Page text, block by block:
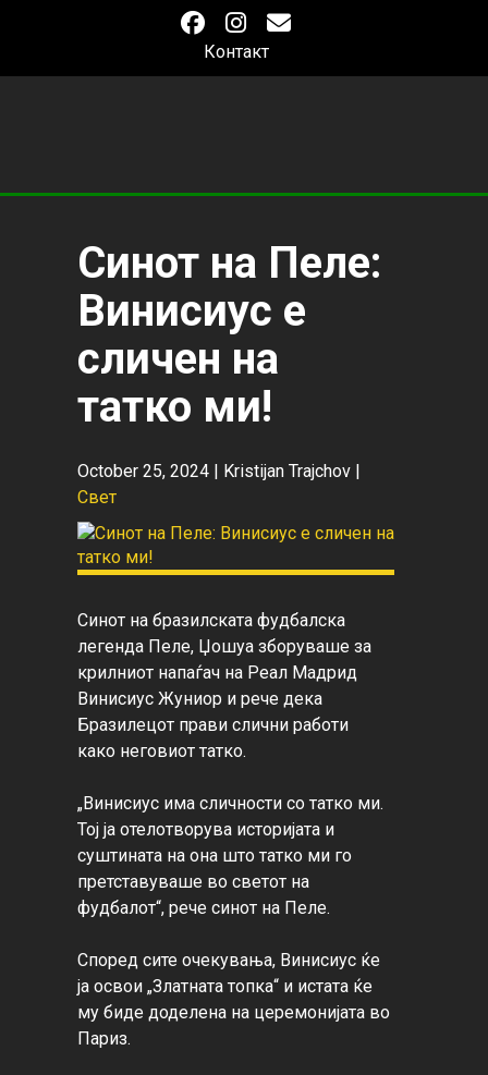
Контакт
Синот на Пеле:
Винисиус е
сличен на
татко ми!
October 25, 2024 | Kristijan Trajchov |
Свет
Синот на бразилската фудбалска
легенда Пеле, Џошуа зборуваше за
крилниот напаѓач на Реал Мадрид
Винисиус Жуниор и рече дека
Бразилецот прави слични работи
како неговиот татко.
„Винисиус има сличности со татко ми.
Тој ја отелотворува историјата и
суштината на она што татко ми го
претставуваше во светот на
фудбалот“, рече синот на Пеле.
Според сите очекувања, Винисиус ќе
ја освои „Златната топка“ и истата ќе
му биде доделена на церемонијата во
Париз.